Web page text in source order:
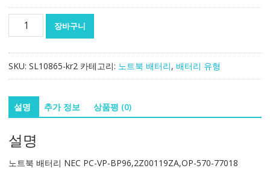
터
NEC
PC-
BP96,2Z00119ZA,OP-
77018
장바구니
SKU: SL10865-kr2 카테고리: 노트북 배터리, 배터리 유형
설명 추가 정보 상품평 (0)
설명
노트북 배터리 NEC PC-VP-BP96,2Z00119ZA,OP-570-77018